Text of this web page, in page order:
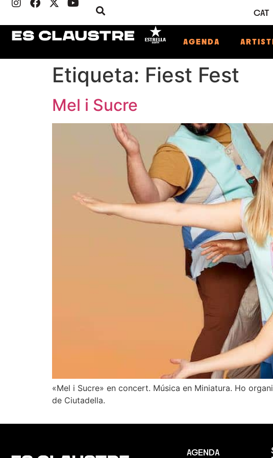
CAT
AGENDA
Etiqueta: Fiest Fest
Mel i Sucre
«Mel i Sucre» en concert. Música en Miniatura. Ho
de Ciutadella.
AGENDA